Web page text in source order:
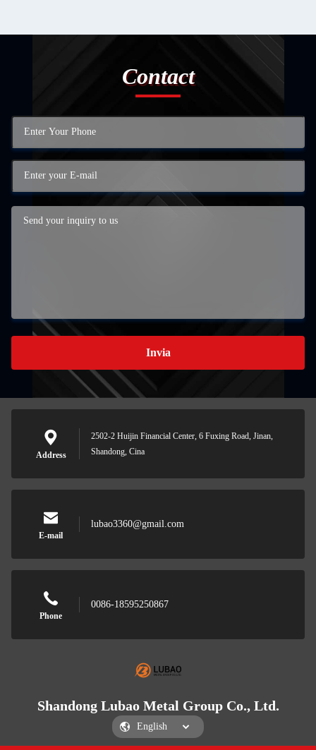
Contact
Invia
Address
2502-2 Huijin Financial Center, 6 Fuxing Road, Jinan,
Shandong, Cina
E-mail
lubao3360@gmail.com
Phone
0086-18595250867
Shandong Lubao Metal Group Co., Ltd.